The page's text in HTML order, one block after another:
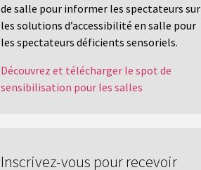
de salle pour informer les spectateurs sur
les solutions d’accessibilité en salle pour
les spectateurs déficients sensoriels.
Découvrez et télécharger le spot de
sensibilisation pour les salles
Inscrivez-vous pour recevoir